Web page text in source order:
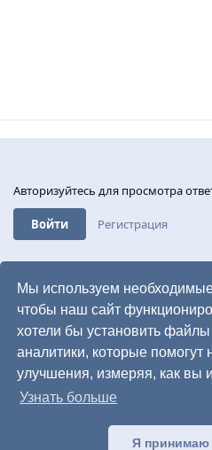
Мы используем
чтобы наш сайт
хотели бы установить
аналитики, которые помогут
улучшения, измеряя, как вы
Узнать больше
Я принимаю
Авторизуйтесь для просмотра
Войти Регистрация
Написать ответ...